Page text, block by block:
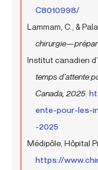
C8010998/
Lammam, C., &
Institut canadien
temps d’attente
Canada, 2025
ente-pour-les-
-2025
Médipôle, Hôpital
https://